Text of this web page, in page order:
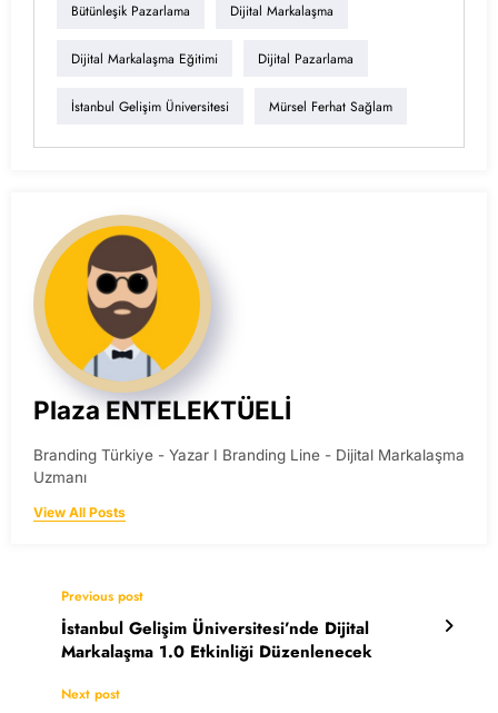
Bütünleşik Pazarlama Dijital Markalaşma
Dijital Markalaşma Eğitimi Dijital Pazarlama
İstanbul Gelişim Üniversitesi Mürsel Ferhat Sağlam
Plaza ENTELEKTÜELİ
Branding Türkiye - Yazar I Branding Line - Dijital Markalaşma
Uzmanı
View All Posts
Previous post
İstanbul Gelişim Üniversitesi’nde Dijital
Markalaşma 1.0 Etkinliği Düzenlenecek
Next post